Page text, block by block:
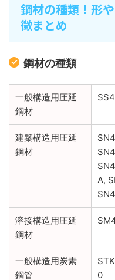
鋼材の種類！形
徴まとめ
鋼材の種類
一般構造用圧延
鋼材
建築構造用圧延
鋼材
A,
溶接構造用圧延
鋼材
一般構造用炭素
鋼管
0